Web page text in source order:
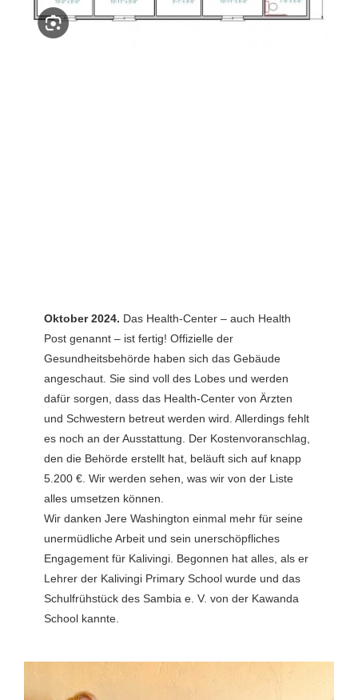
Oktober 2024. Das Health-Center – auch Health
Post genannt – ist fertig! Offizielle der
Gesundheitsbehörde haben sich das Gebäude
angeschaut. Sie sind voll des Lobes und werden
dafür sorgen, dass das Health-Center von Ärzten
und Schwestern betreut werden wird. Allerdings fehlt
es noch an der Ausstattung. Der Kostenvoranschlag,
den die Behörde erstellt hat, beläuft sich auf knapp
5.200 €. Wir werden sehen, was wir von der Liste
alles umsetzen können.
Wir danken Jere Washington einmal mehr für seine
unermüdliche Arbeit und sein unerschöpfliches
Engagement für Kalivingi. Begonnen hat alles, als er
Lehrer der Kalivingi Primary School wurde und das
Schulfrühstück des Sambia e. V. von der Kawanda
School kannte.